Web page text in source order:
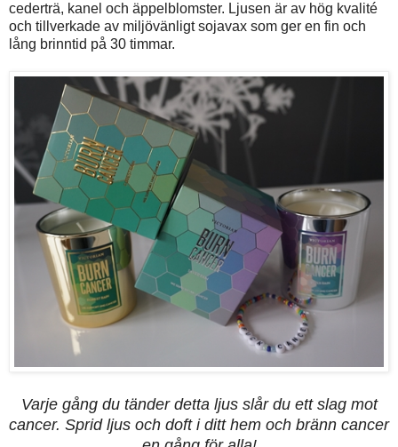
cederträ, kanel och äppelblomster. Ljusen är av hög kvalité
och tillverkade av miljövänligt sojavax som ger en fin och
lång brinntid på 30 timmar.
Varje gång du tänder detta ljus slår du ett slag mot
cancer. Sprid ljus och doft i ditt hem och bränn cancer